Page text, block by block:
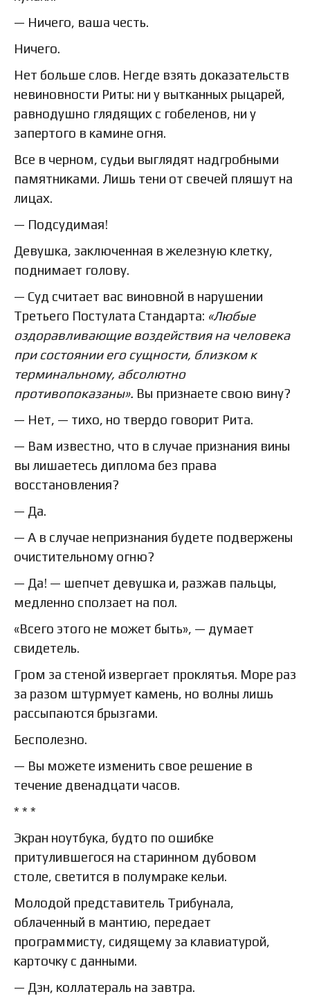
— Ничего, ваша честь.
Ничего.
Нет больше слов. Негде взять доказательств
невиновности Риты: ни у вытканных рыцарей,
равнодушно глядящих с гобеленов, ни у
запертого в камине огня.
Все в черном, судьи выглядят надгробными
памятниками. Лишь тени от свечей пляшут на
лицах.
— Подсудимая!
Девушка, заключенная в железную клетку,
поднимает голову.
— Суд считает вас виновной в нарушении
Третьего Постулата Стандарта: «Любые
оздоравливающие воздействия на человека
при состоянии его сущности, близком к
терминальному, абсолютно
противопоказаны». Вы признаете свою вину?
— Нет, — тихо, но твердо говорит Рита.
— Вам известно, что в случае признания вины
вы лишаетесь диплома без права
восстановления?
— Да.
— А в случае непризнания будете подвержены
очистительному огню?
— Да! — шепчет девушка и, разжав пальцы,
медленно сползает на пол.
«Всего этого не может быть», — думает
свидетель.
Гром за стеной извергает проклятья. Море раз
за разом штурмует камень, но волны лишь
рассыпаются брызгами.
Бесполезно.
— Вы можете изменить свое решение в
течение двенадцати часов.
* * *
Экран ноутбука, будто по ошибке
притулившегося на старинном дубовом
столе, светится в полумраке кельи.
Молодой представитель Трибунала,
облаченный в мантию, передает
программисту, сидящему за клавиатурой,
карточку с данными.
— Дэн, коллатераль на завтра.